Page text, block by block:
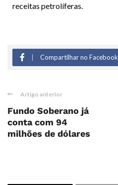
receitas petrolíferas.
Compartilhar no Facebook
Artigo anterior
Fundo Soberano já
conta com 94
milhões de dólares